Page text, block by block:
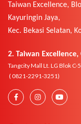
Taiwan Excellence,
Kayuringin Jaya,
Kec. Bekasi Selatan,
2. Taiwan
Tangcity Mall Lt. LG Blok C-
( 0821-2291-3251)